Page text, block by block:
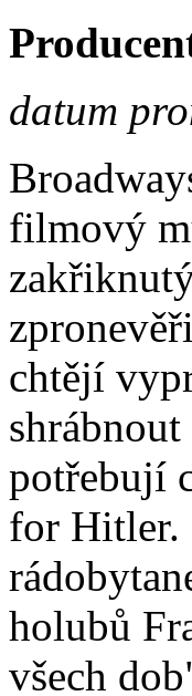
datum
filmový
chtějí
potřebují
for Hitler.
holubů
všech